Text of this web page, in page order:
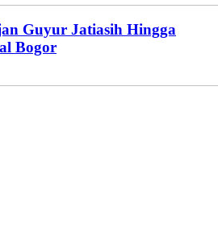
Guyur Jatiasih Hingga
Bogor